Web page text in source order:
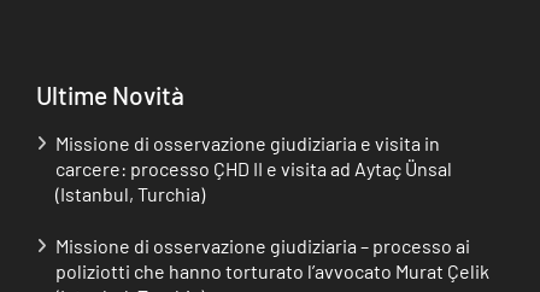
Ultime Novità
Missione di osservazione giudiziaria e visita in
carcere: processo ÇHD II e visita ad Aytaç Ünsal
(Istanbul, Turchia)
Missione di osservazione giudiziaria – processo ai
poliziotti che hanno torturato l’avvocato Murat Çelik